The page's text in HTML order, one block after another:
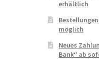
erhältlich
möglich
Neues
Bank“ ab